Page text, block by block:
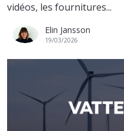
vidéos, les fournitures...
Elin Jansson
19/03/2026